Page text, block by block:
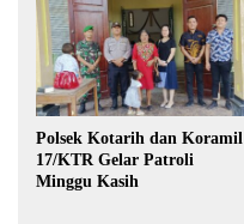
Polsek Kotarih dan Koramil
17/KTR Gelar Patroli
Minggu Kasih